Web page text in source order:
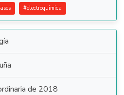
#electroquimica
de 2018